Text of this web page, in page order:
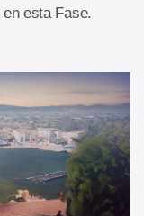
en esta Fase.